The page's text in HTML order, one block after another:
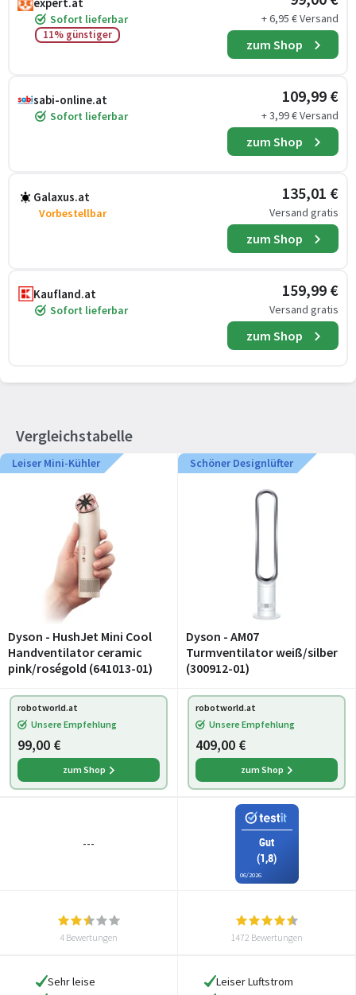
Sofort lieferbar
11% günstiger
+ 6,95 € Versand
zum Shop
sabi-online.at
Sofort lieferbar
109,99 €
+ 3,99 € Versand
zum Shop
Galaxus.at
Vorbestellbar
135,01 €
Versand gratis
zum Shop
Kaufland.at
Sofort lieferbar
159,99 €
Versand gratis
zum Shop
Vergleichstabelle
Leiser Mini-Kühler
Dyson - HushJet Mini Cool
Handventilator ceramic
pink/roségold (641013-01)
Schöner Designlüfter
Dyson - AM07
Turmventilator weiß/silber
(300912-01)
robotworld.at
Unsere Empfehlung
99,00 €
zum Shop
robotworld.at
Unsere Empfehlung
409,00 €
zum Shop
---
Gut
(1,8)
06/2026
4 Bewertungen 1472 Bewertungen
Sehr leise
Leiser Luftstrom